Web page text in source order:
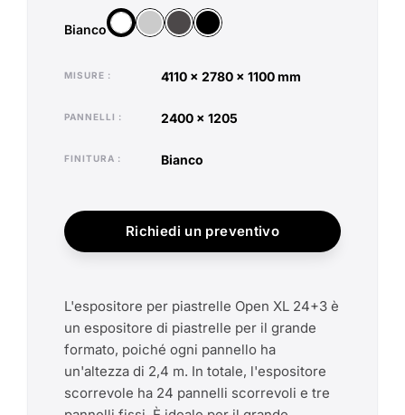
Bianco
BiancoArgentoAntraciteNero
MISURE 4110 x 2780 x 1100 mm
PANNELLI 2400 x 1205
FINITURA bianco
Richiedi un preventivo
L'espositore per piastrelle Open XL 24+3 è
un espositore di piastrelle per il grande
formato, poiché ogni pannello ha
un'altezza di 2,4 m. In totale, l'espositore
scorrevole ha 24 pannelli scorrevoli e tre